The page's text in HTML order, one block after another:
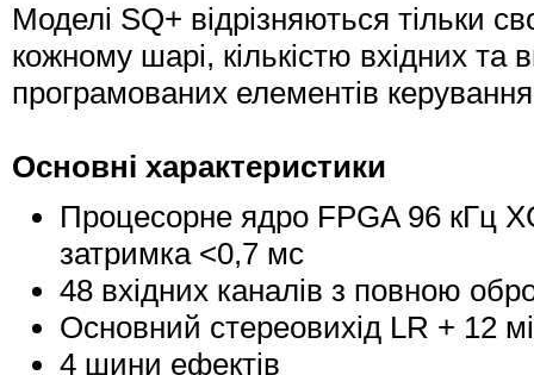
Моделі SQ+ відрізняються тільки
кожному шарі, кількістю вхідних та
програмованих елементів
Основні характеристики
Процесорне ядро FPGA 96 кГц
затримка <0,7 мс
48 вхідних каналів з повною
Основний стереовихід LR + 12
4 шини ефектів